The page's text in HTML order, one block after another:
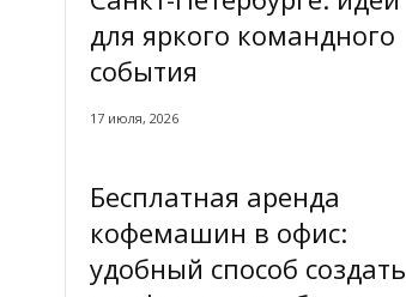
для яркого командного
события
17 июля, 2026
Бесплатная аренда
кофемашин в офис:
удобный способ создать